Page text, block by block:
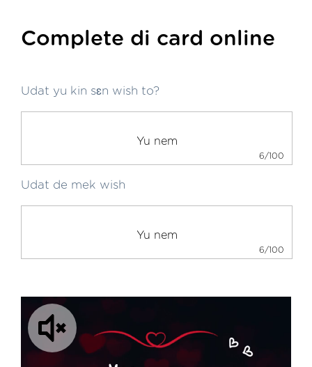
Complete di card online
Udat yu kin sɛn wish to?
6/100
Udat de mek wish
6/100